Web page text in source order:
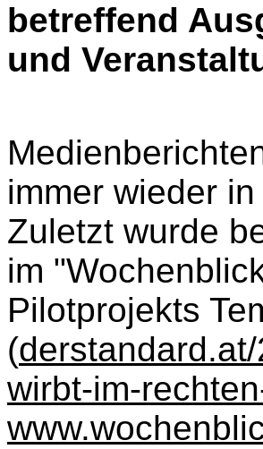
betreffend
und
immer wieder
Zuletzt wurde
im
Pilotprojekts
(
wirbt-im-